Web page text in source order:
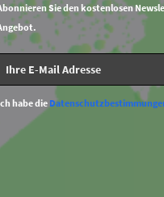
Sie den kostenlosen
habe die